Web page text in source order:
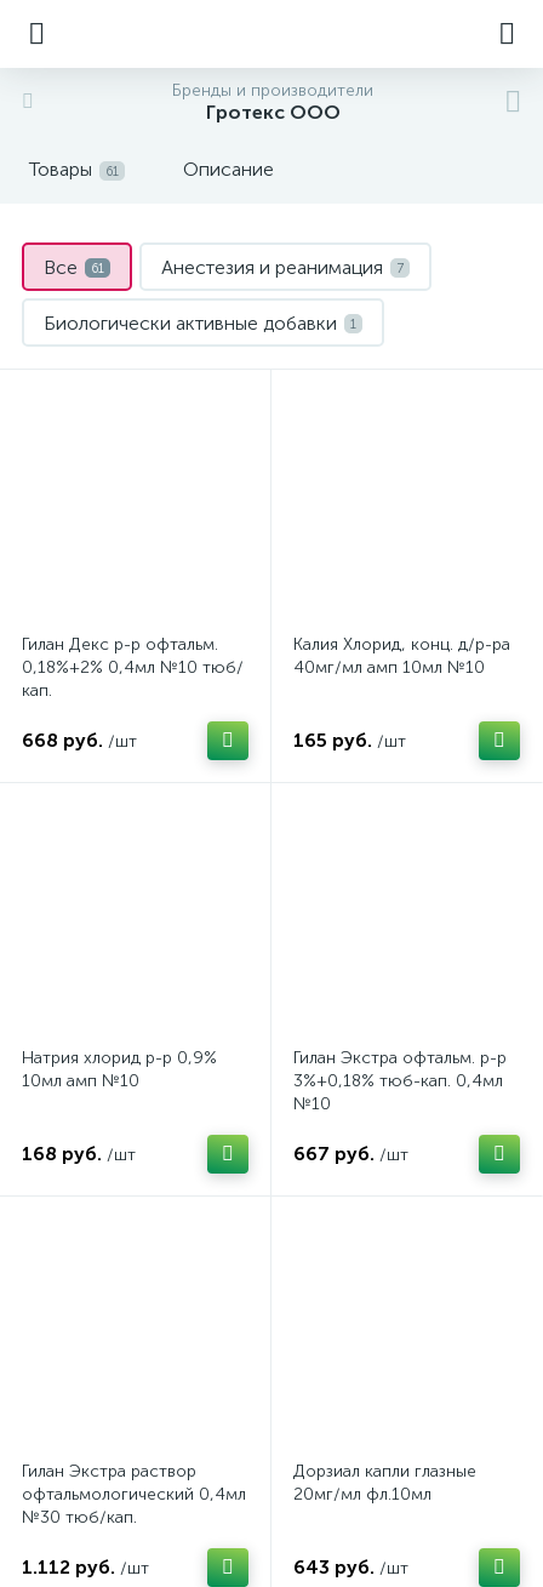
Бренды и производители
Гротекс ООО
Товары 61 Описание
Все 61 Анестезия и реанимация 7
Биологически активные добавки 1
Обезболивающие и противовоспалительные 1
Средства по уходу за линзами
Гилан Декс р-р офтальм.
0,18%+2% 0,4мл №10 тюб/
кап.
668 руб. /шт
Калия Хлорид, конц. д/р-ра
40мг/мл амп 10мл №10
165 руб. /шт
Натрия хлорид р-р 0,9%
10мл амп №10
168 руб. /шт
Гилан Экстра офтальм. р-р
3%+0,18% тюб-кап. 0,4мл
№10
667 руб. /шт
Гилан Экстра раствор
офтальмологический 0,4мл
№30 тюб/кап.
1.112 руб. /шт
Дорзиал капли глазные
20мг/мл фл.10мл
643 руб. /шт